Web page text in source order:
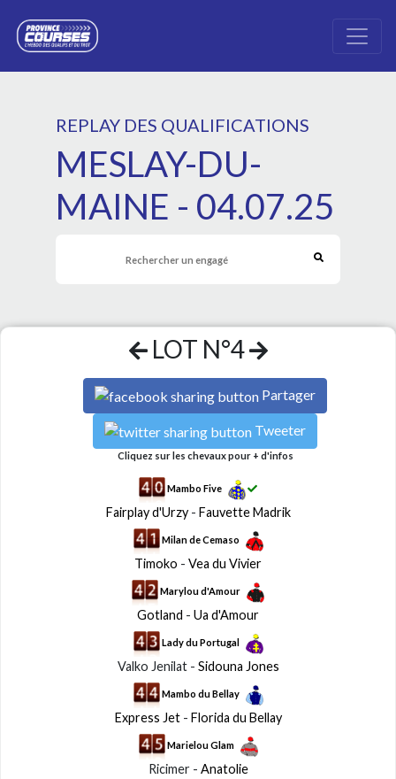
REPLAY DES QUALIFICATIONS
MESLAY-DU-
MAINE - 04.07.25
LOT N°4
Partager
Tweeter
Cliquez sur les chevaux pour + d'infos
Mambo Five
Fairplay d'Urzy- Fauvette Madrik
Milan de Cemaso
Timoko - Vea du Vivier
Marylou d'Amour
Gotland - Ua d'Amour
Lady du Portugal
Valko Jenilat - Sidouna Jones
Mambo du Bellay
Express Jet- Florida du Bellay
Marielou Glam
Ricimer - Anatolie